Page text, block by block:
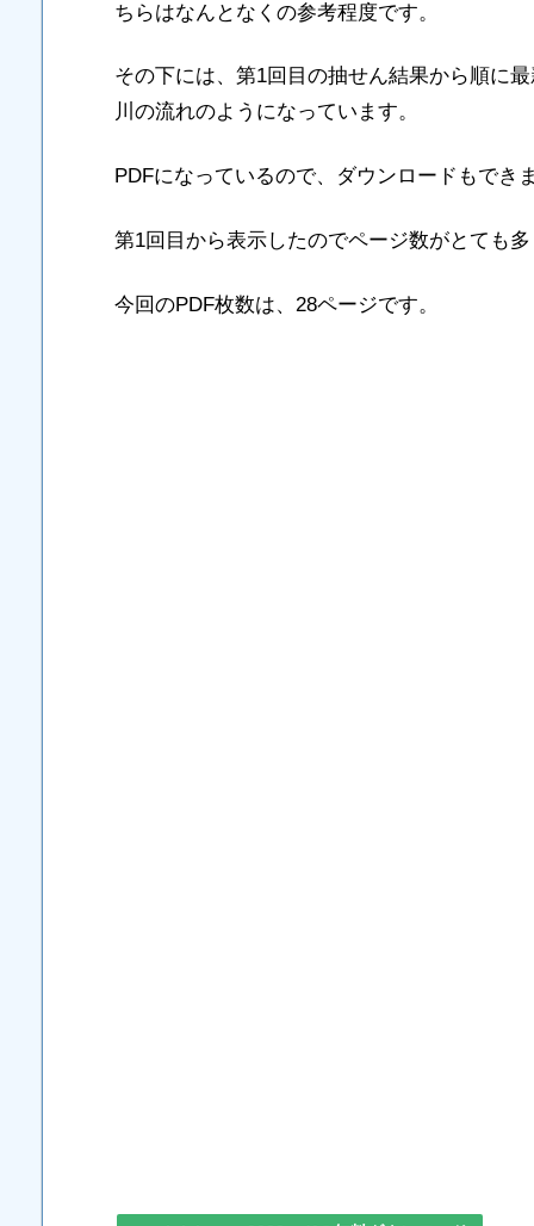
ちらはなんとなくの参考程度です。
その下には、第1回目の抽せん結果から順に
川の流れのようになっています。
PDFになっているので、ダウンロードもでき
第1回目から表示したのでページ数がとても
今回のPDF枚数は、28ページです。